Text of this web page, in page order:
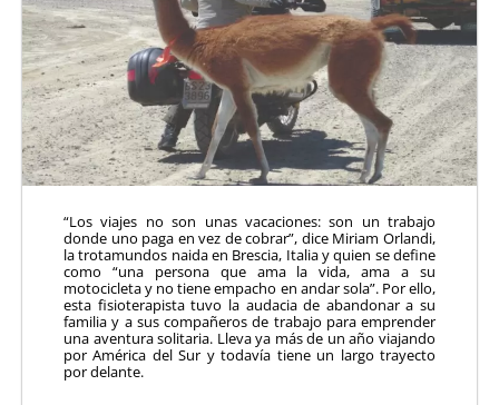
“Los viajes no son unas vacaciones: son un trabajo
donde uno paga en vez de cobrar”, dice Miriam Orlandi,
la trotamundos naida en Brescia, Italia y quien se define
como “una persona que ama la vida, ama a su
motocicleta y no tiene empacho en andar sola”. Por ello,
esta fisioterapista tuvo la audacia de abandonar a su
familia y a sus compañeros de trabajo para emprender
una aventura solitaria. Lleva ya más de un año viajando
por América del Sur y todavía tiene un largo trayecto
por delante.